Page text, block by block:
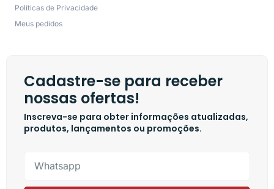
Políticas de Privacidade
Meus pedidos
Cadastre-se para receber
nossas ofertas!
Inscreva-se para obter informações atualizadas,
produtos, lançamentos ou promoções.